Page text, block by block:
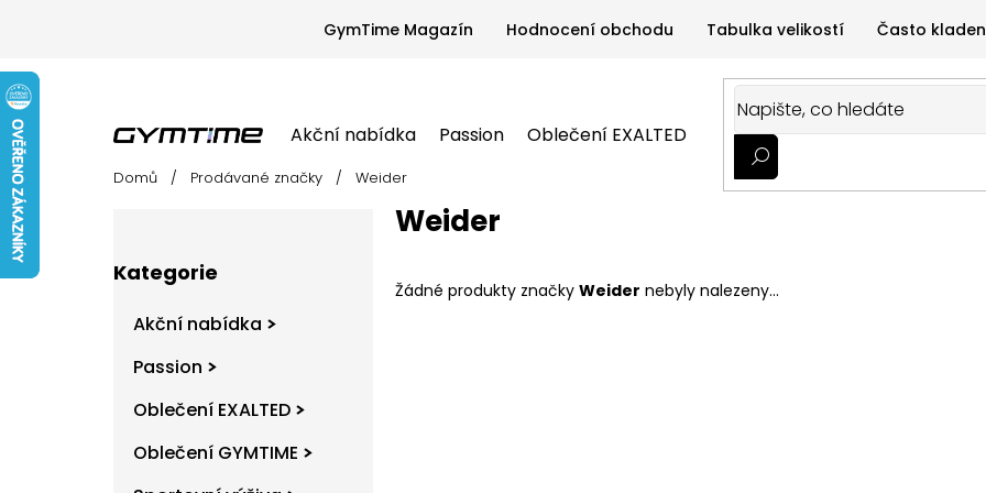
GymTime Magazín Hodnocení obchodu Tabulka velikostí Často
Akční nabídka Passion Oblečení EXALTED Oblečení GYMTIME Sportovní
Akční nabídka Passion Oblečení EXALTED Oblečení GYMTIME Sportovní výživa Zdravá
Domů / Prodávané značky / Weider
kategorie
Kategorie
Akční nabídka
Passion
Oblečení EXALTED
Oblečení GYMTIME
Weider
Žádné produkty značky Weider nebyly nalezeny...